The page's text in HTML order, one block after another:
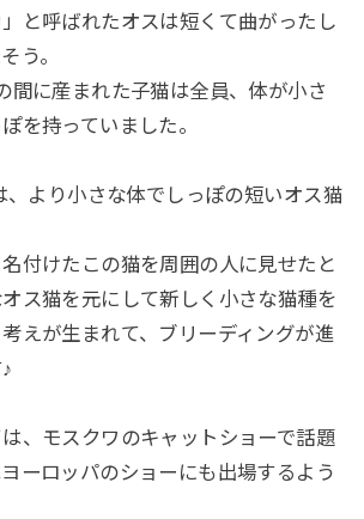
と呼ばれたオスは短くて曲がったし
う。
間に産まれた子猫は全員、体が小さ
を持っていました。
、より小さな体でしっぽの短いオス猫
名付けたこの猫を周囲の人に見せたと
ス猫を元にして新しく小さな猫種を
えが生まれて、ブリーディングが進
、モスクワのキャットショーで話題
ーロッパのショーにも出場するよう